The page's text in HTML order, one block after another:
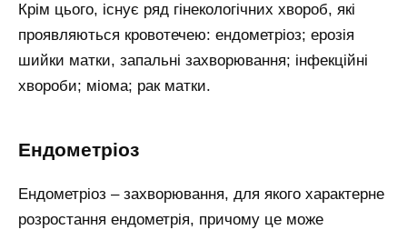
Крім цього, існує ряд гінекологічних хвороб, які
проявляються кровотечею: ендометріоз; ерозія
шийки матки, запальні захворювання; інфекційні
хвороби; міома; рак матки.
Ендометріоз
Ендометріоз – захворювання, для якого характерне
розростання ендометрія, причому це може